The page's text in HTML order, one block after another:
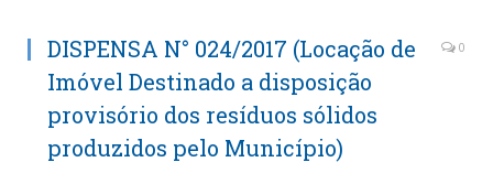
DISPENSA N° 024/2017 (Locação de
Imóvel Destinado a disposição
provisório dos resíduos sólidos
produzidos pelo Município)
0